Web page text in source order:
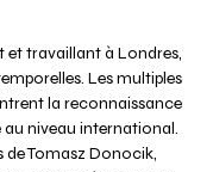
et travaillant à Londres,
Les multiples
la reconnaissance
au niveau international.
de Tomasz Donocik,